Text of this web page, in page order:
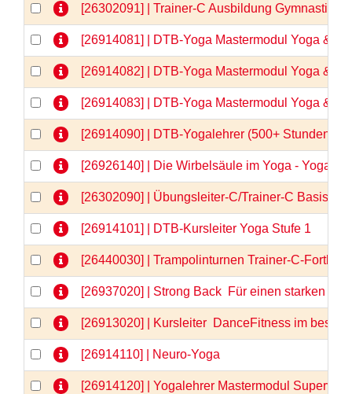
[26302091] | Trainer-C Ausbildung Gymnastik/
[26914081] | DTB-Yoga Mastermodul Yoga &
[26914082] | DTB-Yoga Mastermodul Yoga &
[26914083] | DTB-Yoga Mastermodul Yoga &
[26914090] | DTB-Yogalehrer (500+ Stunden)
[26926140] | Die Wirbelsäule im Yoga -
[26302090] | Übungsleiter-C/Trainer-C
[26914101] | DTB-Kursleiter Yoga Stufe 1
[26440030] | Trampolinturnen Trainer-C-
[26937020] | Strong Back  Für einen starken
[26913020] | Kursleiter  DanceFitness im
[26914110] | Neuro-Yoga
[26914120] | Yogalehrer Mastermodul